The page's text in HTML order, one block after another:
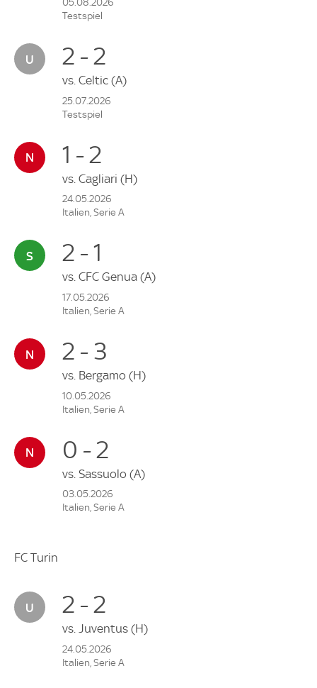
05.08.2026
Testspiel
2 - 2
vs. Celtic (A)
25.07.2026
Testspiel
1 - 2
vs. Cagliari (H)
24.05.2026
Italien, Serie A
2 - 1
vs. CFC Genua (A)
17.05.2026
Italien, Serie A
2 - 3
vs. Bergamo (H)
10.05.2026
Italien, Serie A
0 - 2
vs. Sassuolo (A)
03.05.2026
Italien, Serie A
FC Turin
2 - 2
vs. Juventus (H)
24.05.2026
Italien, Serie A